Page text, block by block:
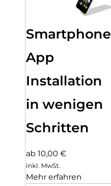
Smartphone
App
Installation
in wenigen
Schritten
ab 10,00 €
inkl. MwSt.
Mehr erfahren